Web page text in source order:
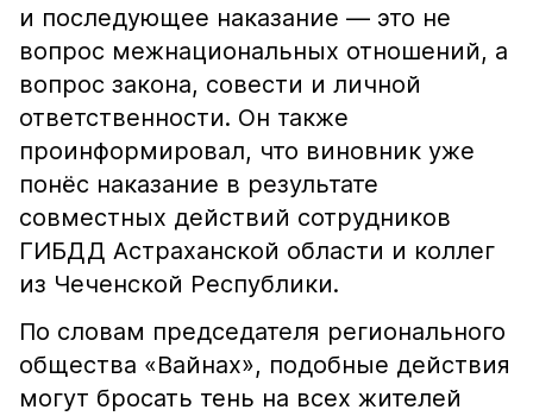
и последующее наказание — это не
вопрос межнациональных отношений, а
вопрос закона, совести и личной
ответственности. Он также
проинформировал, что виновник уже
понёс наказание в результате
совместных действий сотрудников
ГИБДД Астраханской области и коллег
из Чеченской Республики.
По словам председателя регионального
общества «Вайнах», подобные действия
могут бросать тень на всех жителей